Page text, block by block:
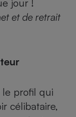
jour !
et de retrait
le profil qui
célibataire,